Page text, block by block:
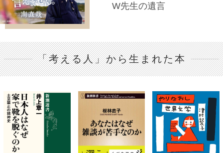
W先生の遺言
「考える人」から生まれた本